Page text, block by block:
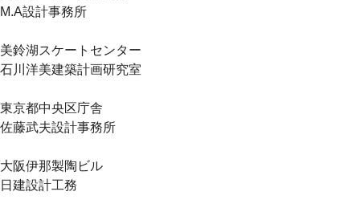
M.A設計事務所
美鈴湖スケートセンター
石川洋美建築計画研究室
東京都中央区庁舎
佐藤武夫設計事務所
大阪伊那製陶ビル
日建設計工務